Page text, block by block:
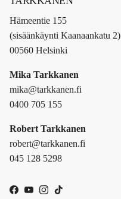
Hämeentie 155
(sisäänkäynti Kaanaankatu 2)
00560 Helsinki
Mika Tarkkanen
mika@tarkkanen.fi
0400 705 155
Robert Tarkkanen
robert@tarkkanen.fi
045 128 5298
Facebook
YouTube
Instagram
TikTok